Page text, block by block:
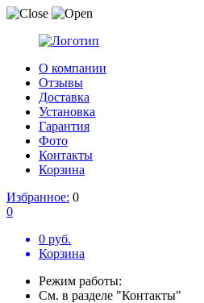
О компании
Отзывы
Доставка
Установка
Гарантия
Фото
Контакты
Корзина
Избранное: 0
0
0 руб.
Корзина
Режим работы:
См. в разделе "Контакты"